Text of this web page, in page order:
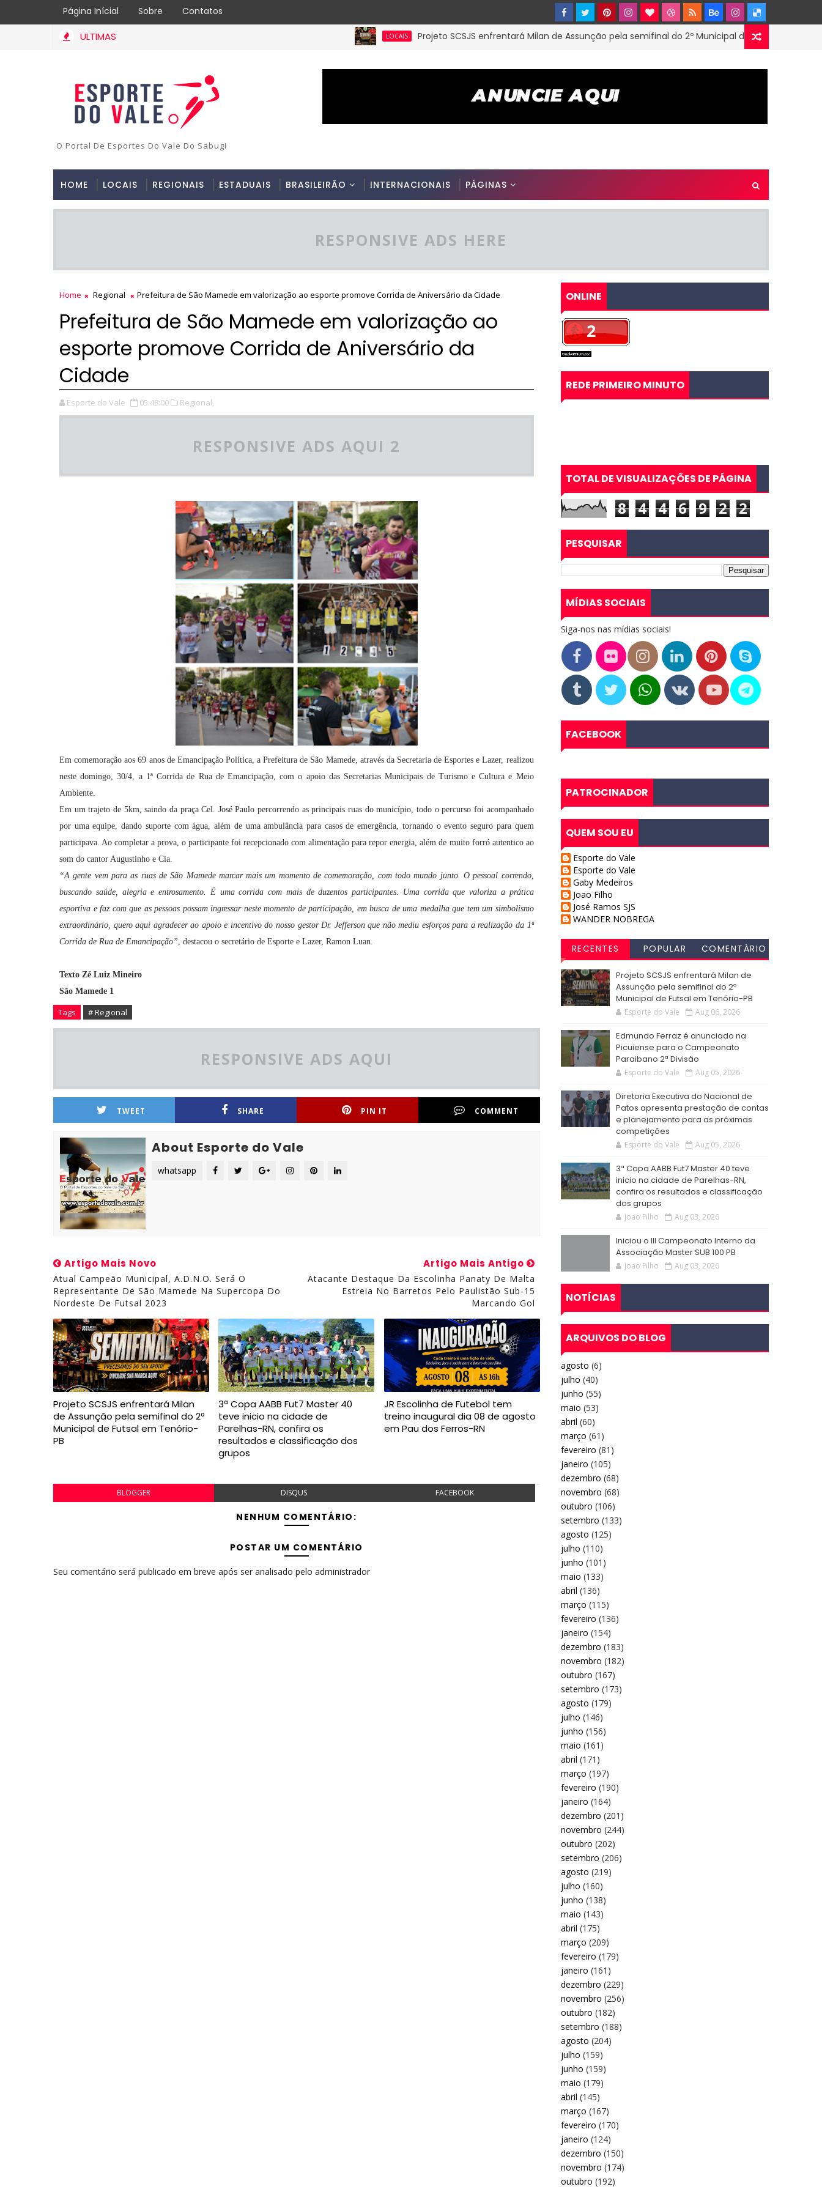
Página Inícial Sobre Contatos
ULTIMAS LOCAIS Projeto SCSJS enfrentará Milan de Assunção pela semifinal do 2º Municipal de Futsal em Tenório-PB
O Portal De Esportes Do Vale Do Sabugi
HOME LOCAIS REGIONAIS ESTADUAIS BRASILEIRÃO INTERNACIONAIS PÁGINAS
RESPONSIVE ADS HERE
Home Regional Prefeitura de São Mamede em valorização ao esporte promove Corrida de Aniversário da Cidade
Prefeitura de São Mamede em valorização ao
esporte promove Corrida de Aniversário da
Cidade
Esporte do Vale 05:48:00 Regional,
RESPONSIVE ADS AQUI 2
Em comemoração aos 69 anos de Emancipação Política, a Prefeitura de São Mamede, através da Secretaria de Esportes e Lazer, realizou
neste domingo, 30/4, a 1ª Corrida de Rua de Emancipação, com o apoio das Secretarias Municipais de Turismo e Cultura e Meio
Ambiente.
Em um trajeto de 5km, saindo da praça Cel. José Paulo percorrendo as principais ruas do município, todo o percurso foi acompanhado
por uma equipe, dando suporte com água, além de uma ambulância para casos de emergência, tornando o evento seguro para quem
participava. Ao completar a prova, o participante foi recepcionado com alimentação para repor energia, além de muito forró autentico ao
som do cantor Augustinho e Cia.
“A gente vem para as ruas de São Mamede marcar mais um momento de comemoração, com todo mundo junto. O pessoal correndo,
buscando saúde, alegria e entrosamento. É uma corrida com mais de duzentos participantes. Uma corrida que valoriza a prática
esportiva e faz com que as pessoas possam ingressar neste momento de participação, em busca de uma medalha que tem um simbolismo
extraordinário, quero aqui agradecer ao apoio e incentivo do nosso gestor Dr. Jefferson que não mediu esforços para a realização da 1ª
Corrida de Rua de Emancipação”, destacou o secretário de Esporte e Lazer, Ramon Luan.
Texto Zé Luiz Mineiro
São Mamede 1
Tags # Regional
RESPONSIVE ADS AQUI
TWEET SHARE PIN IT COMMENT
About Esporte do Vale
whatsapp
Artigo Mais Novo
Atual Campeão Municipal, A.D.N.O. Será O
Representante De São Mamede Na Supercopa Do
Nordeste De Futsal 2023
Artigo Mais Antigo
Atacante Destaque Da Escolinha Panaty De Malta
Estreia No Barretos Pelo Paulistão Sub-15
Marcando Gol
Projeto SCSJS enfrentará Milan
de Assunção pela semifinal do 2º
Municipal de Futsal em Tenório-
PB
3ª Copa AABB Fut7 Master 40
teve inicio na cidade de
Parelhas-RN, confira os
resultados e classificação dos
grupos
JR Escolinha de Futebol tem
treino inaugural dia 08 de agosto
em Pau dos Ferros-RN
BLOGGER DISQUS FACEBOOK
NENHUM COMENTÁRIO:
POSTAR UM COMENTÁRIO
Seu comentário será publicado em breve após ser analisado pelo administrador
ONLINE
REDE PRIMEIRO MINUTO
TOTAL DE VISUALIZAÇÕES DE PÁGINA
8 4 4 6 9 2 2
PESQUISAR
MÍDIAS SOCIAIS
Siga-nos nas mídias sociais!
FACEBOOK
PATROCINADOR
QUEM SOU EU
Esporte do Vale
Esporte do Vale
Gaby Medeiros
Joao Filho
José Ramos SJS
WANDER NOBREGA
RECENTES POPULAR
COMENTÁRIO
Projeto SCSJS enfrentará Milan de
Assunção pela semifinal do 2º
Municipal de Futsal em Tenório-PB
Esporte do Vale Aug 06, 2026
Edmundo Ferraz é anunciado na
Picuiense para o Campeonato
Paraibano 2ª Divisão
Esporte do Vale Aug 05, 2026
Diretoria Executiva do Nacional de
Patos apresenta prestação de contas
e planejamento para as próximas
competições
Esporte do Vale Aug 05, 2026
3ª Copa AABB Fut7 Master 40 teve
inicio na cidade de Parelhas-RN,
confira os resultados e classificação
dos grupos
Joao Filho Aug 03, 2026
Iniciou o III Campeonato Interno da
Associação Master SUB 100 PB
Joao Filho Aug 03, 2026
NOTÍCIAS
ARQUIVOS DO BLOG
agosto (6)
julho (40)
junho (55)
maio (53)
abril (60)
março (61)
fevereiro (81)
janeiro (105)
dezembro (68)
novembro (68)
outubro (106)
setembro (133)
agosto (125)
julho (110)
junho (101)
maio (133)
abril (136)
março (115)
fevereiro (136)
janeiro (154)
dezembro (183)
novembro (182)
outubro (167)
setembro (173)
agosto (179)
julho (146)
junho (156)
maio (161)
abril (171)
março (197)
fevereiro (190)
janeiro (164)
dezembro (201)
novembro (244)
outubro (202)
setembro (206)
agosto (219)
julho (160)
junho (138)
maio (143)
abril (175)
março (209)
fevereiro (179)
janeiro (161)
dezembro (229)
novembro (256)
outubro (182)
setembro (188)
agosto (204)
julho (159)
junho (159)
maio (179)
abril (145)
março (167)
fevereiro (170)
janeiro (124)
dezembro (150)
novembro (174)
outubro (192)